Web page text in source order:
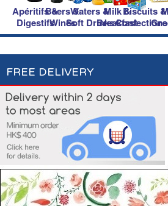
Apéritifs &
Digestifs
Beers &
Wines
Waters &
Soft Drinks
Milk &
Breakfast
Biscuits &
FREE DELIVERY